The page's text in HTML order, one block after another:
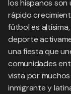
los hispanos son
rápido
fútbol es
deporte
una fiesta que
comunidades
vista por
inmigrante y